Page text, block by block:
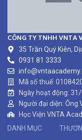
CÔNG TY TNHH VNTA
35 Trần Quý Kiên,
0931 81 3333
Mã số thuế:
Ngày hoạt động:
Người đại diện: Ông
Học Viện VNTA
DANH MỤC